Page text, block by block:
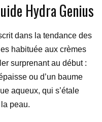
Hydra Genius
dans la tendance des
habituée aux crèmes
surprenant au début :
ou d’un baume
aqueux, qui s’étale
peau.